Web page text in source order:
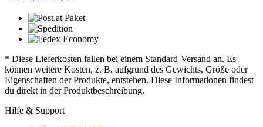
* Diese Lieferkosten fallen bei einem Standard-Versand an. Es
können weitere Kosten, z. B. aufgrund des Gewichts, Größe oder
Eigenschaften der Produkte, entstehen. Diese Informationen findest
du direkt in der Produktbeschreibung.
Hilfe & Support